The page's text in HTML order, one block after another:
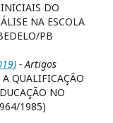
DO
NA ESCOLA
PB
- Artigos
QUALIFICAÇÃO
NO
1985)